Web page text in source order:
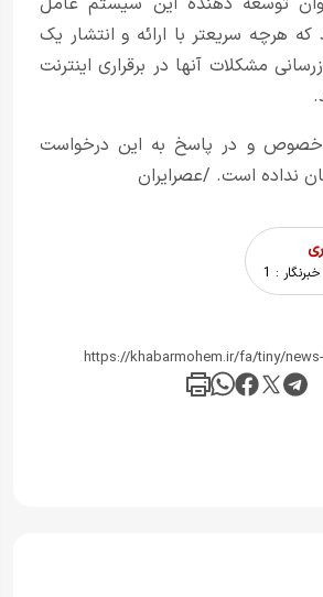
هرچه سریعتر با ارائه و انتشار یک
مشکلات آنها در برقراری اینترنت
خصوص و در پاسخ به این درخواست
نداده است. /عصرایران
:
1